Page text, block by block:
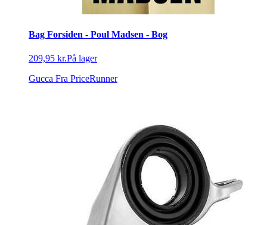
Bag Forsiden - Poul Madsen - Bog
209,95 kr.På lager
Gucca Fra PriceRunner